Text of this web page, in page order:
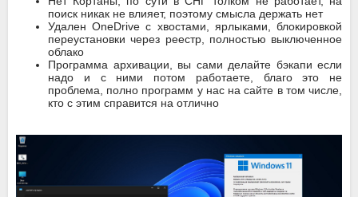
поиск никак не влияет, поэтому смысла держать нет
Удален OneDrive с хвостами, ярлыками, блокировкой
переустановки через реестр, полностью выключенное
облако
Программа архивации, вы сами делайте бэкапи если
надо и с ними потом работаете, благо это не
проблема, полно программ у нас на сайте в том числе,
кто с этим справится на отлично